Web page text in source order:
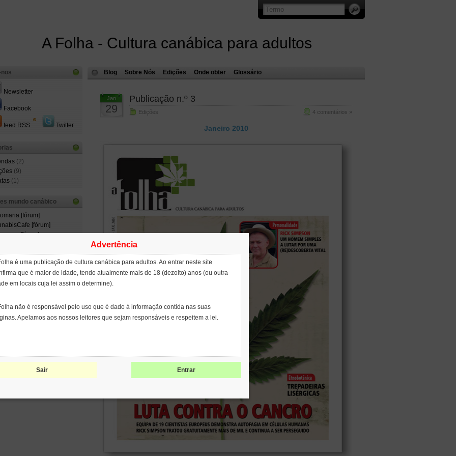
A Folha - Cultura canábica para adultos
Blog Sobre Nós Edições Onde obter Glossário
Jan
29
Publicação n.º 3
Edições 4 comentários »
Janeiro 2010
nos
Newsletter
Facebook
feed RSS Twitter
(2)
(9)
(1)
mundo canábico
[fórum]
[fórum]
[fórum]
Roots [blog]
de Fumaça [filme]
Tears
CBD
Coalition for Just and
Drug Policies
sobre
(NEIP)
on seeds
Advertência
é uma publicação de cultura canábica para adultos. Ao entrar neste site
que é maior de idade, tendo atualmente mais de 18 (dezoito) anos (ou outra
em locais cuja lei assim o determine).
não é responsável pelo uso que é dado à informação contida nas suas
Apelamos aos nossos leitores que sejam responsáveis e respeitem a lei.
Sair Entrar